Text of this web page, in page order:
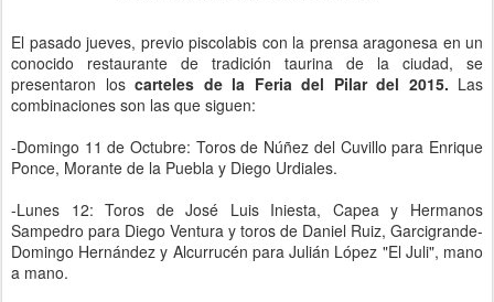
El pasado jueves, previo piscolabis con la prensa aragonesa en un
conocido restaurante de tradición taurina de la ciudad, se
presentaron loscarteles de la Feria del Pilar del 2015. Las
combinaciones son las que siguen:
-Domingo 11 de Octubre: Toros de Núñez del Cuvillo para Enrique
Ponce, Morante de la Puebla y Diego Urdiales.
-Lunes 12: Toros de José Luis Iniesta, Capea y Hermanos
Sampedro para Diego Ventura y toros de Daniel Ruiz, Garcigrande-
Domingo Hernández y Alcurrucén para Julián López "El Juli", mano
a mano.